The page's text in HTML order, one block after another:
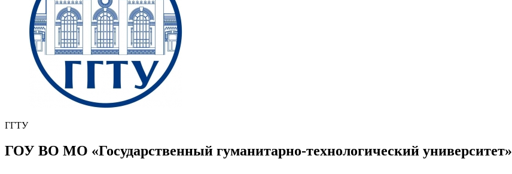
ГГТУ
ГОУ ВО МО «Государственный гуманитарно-технологический университет»